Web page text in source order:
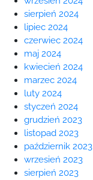
sierpień 2024
lipiec 2024
czerwiec 2024
maj 2024
kwiecień 2024
marzec 2024
luty 2024
styczeń 2024
grudzień 2023
listopad 2023
październik 2023
wrzesień 2023
sierpień 2023